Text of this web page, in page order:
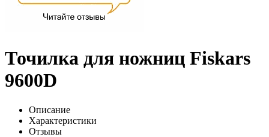
Точилка для ножниц Fiskars
9600D
Описание
Характеристики
Отзывы